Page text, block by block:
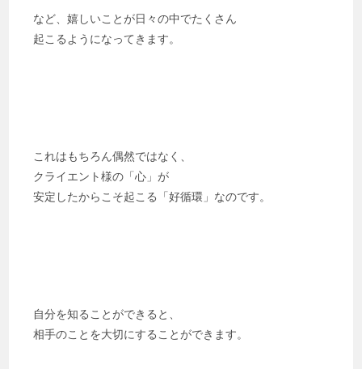
など、嬉しいことが日々の中でたくさん
起こるようになってきます。
これはもちろん偶然ではなく、
クライエント様の「心」が
安定したからこそ起こる「好循環」なのです。
自分を知ることができると、
相手のことを大切にすることができます。